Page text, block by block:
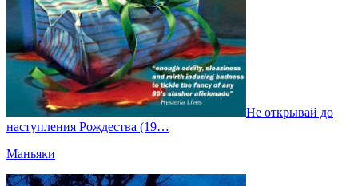
Не открывай до
наступления Рождества (19…
Маньяки